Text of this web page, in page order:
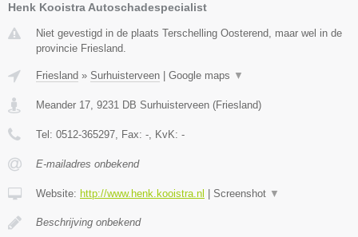
Henk Kooistra Autoschadespecialist
Niet gevestigd in de plaats Terschelling Oosterend, maar wel in de
provincie Friesland.
Friesland » Surhuisterveen Google maps ▼
Meander 17, 9231 DB Surhuisterveen (Friesland)
Tel: 0512-365297, Fax: -, KvK: -
E-mailadres onbekend
Website: http://www.henk.kooistra.nl Screenshot ▼
Beschrijving onbekend